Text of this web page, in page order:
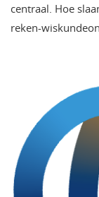
centraal. Hoe
reken-